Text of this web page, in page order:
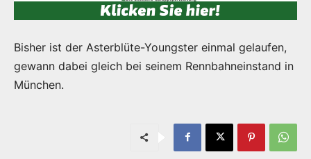
Bisher ist der Asterblüte-Youngster einmal gelaufen,
gewann dabei gleich bei seinem Rennbahneinstand in
München.